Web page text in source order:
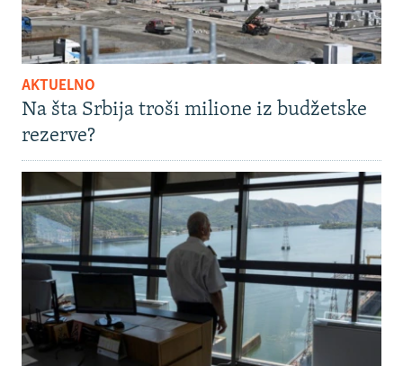
AKTUELNO
Na šta Srbija troši milione iz budžetske
rezerve?